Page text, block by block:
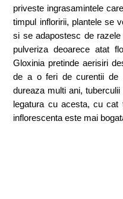
priveste ingrasamintele
timpul infloririi, plantele se
si se adapostesc de
pulveriza deoarece atat
Gloxinia pretinde aerisiri
de a o feri de curentii de
dureaza multi ani,
legatura cu acesta, cu cat
inflorescenta este mai